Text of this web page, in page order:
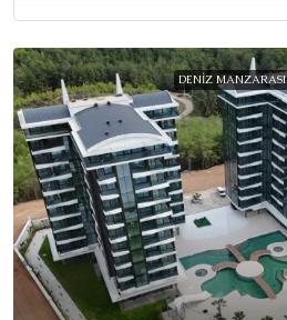
DENIZ MANZARASI